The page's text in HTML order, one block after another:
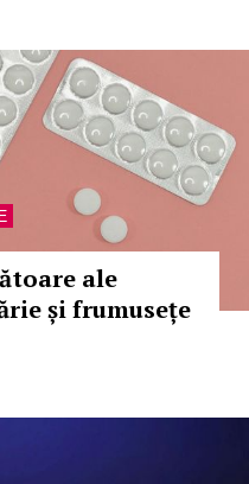
ale
și frumusețe